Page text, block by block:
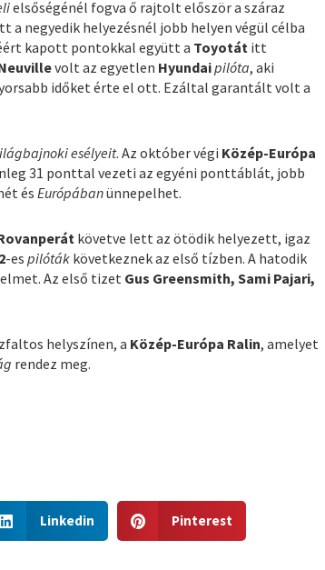
elsőségénél fogva ő rajtolt először a száraz
negyedik helyezésnél jobb helyen végül célba
kapott pontokkal együtt a Toyotát itt
volt az egyetlen Hyundaipilóta, aki
időket érte el ott. Ezáltal garantált volt a
esélyeit. Az október végi Közép-Európa
31 ponttal vezeti az egyéni ponttáblát, jobb
ésEurópábanünnepelhet.
követve lett az ötödik helyezett, igaz
-espilóták következnek az első tízben. A hatodik
Az első tizet Gus Greensmith, Sami Pajari,
helyszínen, a Közép-Európa Ralin, amelyet
rendez meg.
h
Linkedin
h
Pinterest